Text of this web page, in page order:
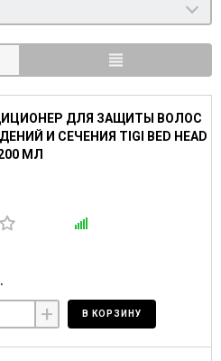
ДЛЯ ЗАЩИТЫ ВОЛОС
И СЕЧЕНИЯ TIGI BED HEAD
200 МЛ
+ В КОРЗИНУ